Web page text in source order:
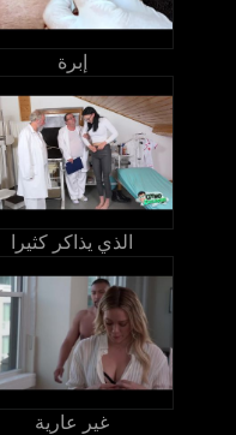
إبرة
الذي يذاكر كثيرا
غير عارية